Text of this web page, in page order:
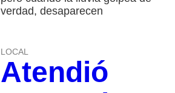
verdad, desaparecen
LOCAL
Atendió